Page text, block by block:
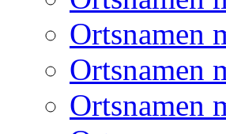
Ortsnamen
Ortsnamen
Ortsnamen